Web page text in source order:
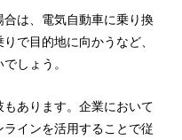
は、電気自動車に乗り換
で目的地に向かうなど、
しょう。
あります。企業において
インを活用することで従